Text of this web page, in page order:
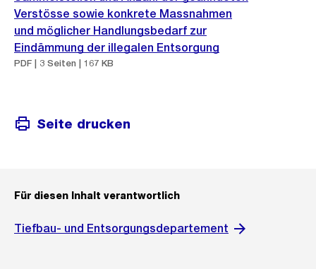
Verstösse sowie konkrete Massnahmen
und möglicher Handlungsbedarf zur
Eindämmung der illegalen Entsorgung
PDF | 3 Seiten | 167 KB
Seite drucken
Für diesen Inhalt verantwortlich
Tiefbau- und Entsorgungsdepartement